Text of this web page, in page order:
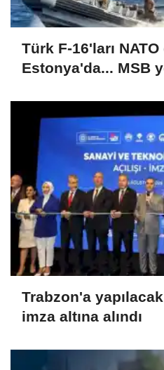
Türk F-16'ları
Estonya'da... MSB
Trabzon'a
imza altına alındı